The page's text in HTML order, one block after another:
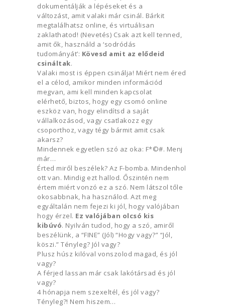
dokumentálják a lépéseket és a
változást, amit valaki már csinál. Bárkit
megtalálhatsz online, és virtuálisan
zaklathatod! (Nevetés) Csak azt kell tenned,
amit ők, használd a ‘sodródás
tudományát’: Kövesd amit az elődeid
csináltak.
Valaki most is éppen csinálja! Miért nem éred
el a célod, amikor minden információd
megvan, ami kell minden kapcsolat
elérhető, biztos, hogy egy csomó online
eszköz van, hogy elindítsd a saját
vállalkozásod, vagy csatlakozz egy
csoporthoz, vagy tégy bármit amit csak
akarsz?
Mindennek egyetlen szó az oka: F*©#. Menj
már…
Érted miről beszélek? Az F-bomba. Mindenhol
ott van. Mindig ezt hallod. Őszintén nem
értem miért vonzó ez a szó. Nem látszol tőle
okosabbnak, ha használod. Azt meg
egyáltalán nem fejezi ki jól, hogy valójában
hogy érzel. Ez valójában olcsó kis
kibúvó. Nyilván tudod, hogy a szó, amiről
beszélünk, a “FINE” (Jól) “Hogy vagy?” “Jól,
köszi.” Tényleg? Jól vagy?
Plusz húsz kilóval vonszolod magad, és jól
vagy?
A férjed lassan már csak lakótársad és jól
vagy?
4 hónapja nem szexeltél, és jól vagy?
Tényleg?! Nem hiszem…